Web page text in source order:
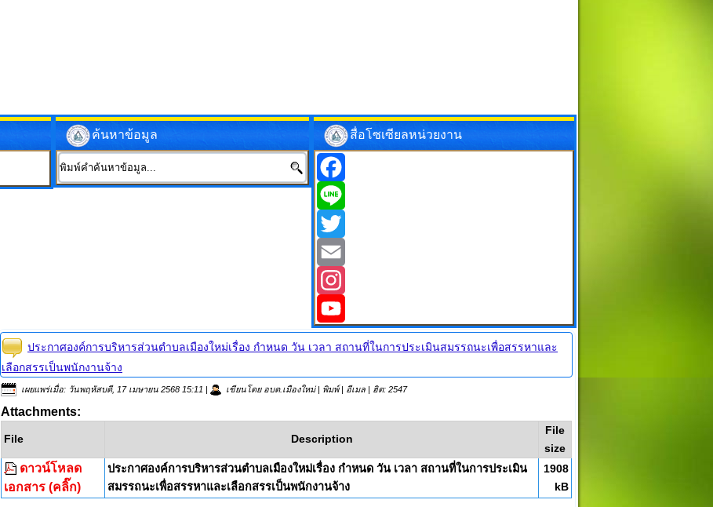
ค้นหาข้อมูล สื่อโซเซียลหน่วยงาน
Facebook
Line
Twitter
Email
Instagram
YouTube
ประกาศองค์การบริหารส่วนตำบลเมืองใหม่เรื่อง กำหนด วัน เวลา สถานที่ในการประเมินสมรรถนะเพื่อสรรหาและ
เลือกสรรเป็นพนักงานจ้าง
เผยแพร่เมื่อ: วันพฤหัสบดี, 17 เมษายน 2568 15:11 | เขียนโดย อบต.เมืองใหม่| พิมพ์ | อีเมล | ฮิต: 2547
Attachments:
File Description
File
size
ดาวน์โหลด
เอกสาร (คลิ๊ก)
ประกาศองค์การบริหารส่วนตำบลเมืองใหม่เรื่อง กำหนด วัน เวลา สถานที่ในการประเมิน
สมรรถนะเพื่อสรรหาและเลือกสรรเป็นพนักงานจ้าง
1908
kB